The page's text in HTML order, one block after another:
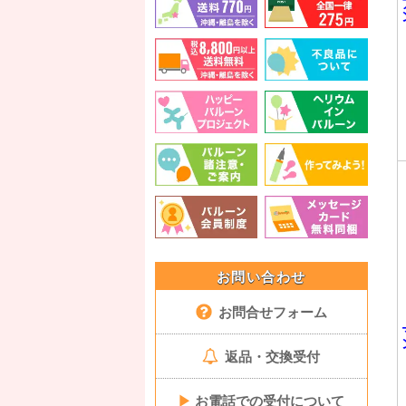
お問い合わせ
お問合せフォーム
返品・交換受付
▶ お電話での受付について